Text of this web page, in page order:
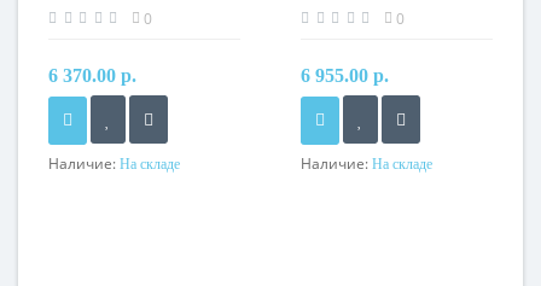
повр.упак
0
6 370.00 р.
Наличие: На складе
0
6 955.00 р.
Наличие: На складе